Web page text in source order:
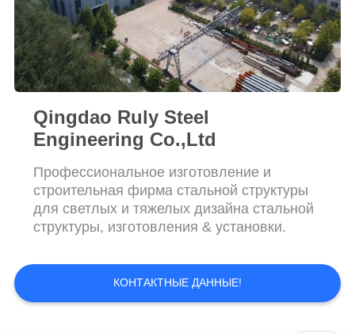
КАРТА
САЙТА
PRIVACY
POLICY
Qingdao Ruly Steel
Engineering Co.,Ltd
Профессиональное изготовление и
строительная фирма стальной структуры
для светлых и тяжелых дизайна стальной
структуры, изготовления & установки.
КОНТАКТНЫЕ ДАННЫЕ!